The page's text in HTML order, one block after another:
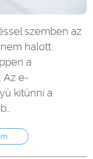
szemben az
halott.
a
Az e-
kitűnni a